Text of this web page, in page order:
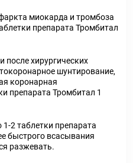
миокарда и тромбоза
препарата Тромбитал
хирургических
шунтирование,
коронарная
препарата Тромбитал 1
2 таблетки препарата
быстрого всасывания
разжевать.